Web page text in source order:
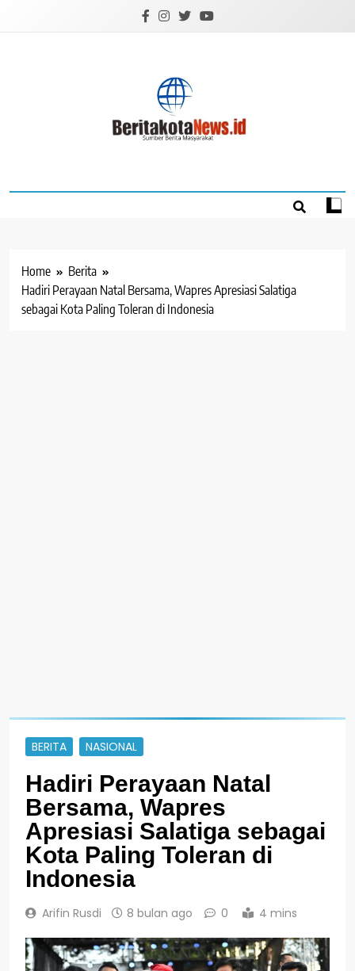
Home
Berita
Hadiri Perayaan Natal Bersama, Wapres Apresiasi Salatiga
sebagai Kota Paling Toleran di Indonesia
BERITA NASIONAL
Hadiri Perayaan Natal
Bersama, Wapres
Apresiasi Salatiga sebagai
Kota Paling Toleran di
Indonesia
Arifin Rusdi 8 bulan ago 0 4 mins